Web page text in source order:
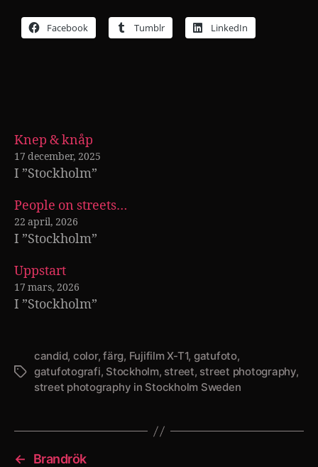
Facebook Tumblr LinkedIn
Knep & knåp
17 december, 2025
I ”Stockholm”
People on streets…
22 april, 2026
I ”Stockholm”
Uppstart
17 mars, 2026
I ”Stockholm”
Etiketter
candid, color,färg, Fujifilm X-T1, gatufoto,
gatufotografi, Stockholm, street, street photography,
street photography in Stockholm Sweden
←
Brandrök